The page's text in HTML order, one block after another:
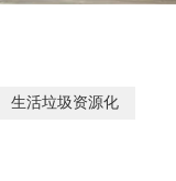
生活垃圾资源化